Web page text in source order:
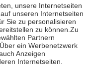
Online-Apotheken.
beträgt die
zehn Euro je
ihre eigene Gesundheit zu
zu unterstützen,